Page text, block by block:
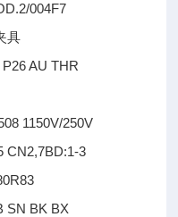
004F7
具
AU THR
1150V/250V
CN2,7BD:1-3
SN BK BX